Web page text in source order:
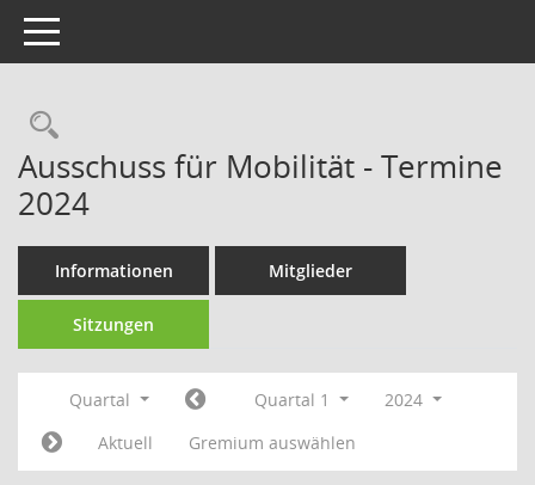
Toggle navigation
Rechercheauswahl
Ausschuss für Mobilität - Termine
2024
Informationen Mitglieder
Sitzungen
Quartal Quartal 1
2024
Aktuell
Gremium auswählen